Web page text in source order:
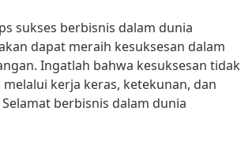
sukses berbisnis dalam dunia
dapat meraih kesuksesan dalam
Ingatlah bahwa kesuksesan tidak
kerja keras, ketekunan, dan
berbisnis dalam dunia